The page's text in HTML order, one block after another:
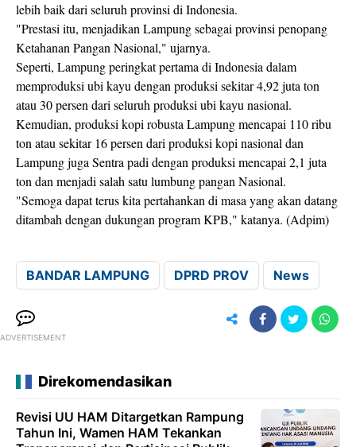
lebih baik dari seluruh provinsi di Indonesia.
"Prestasi itu, menjadikan Lampung sebagai provinsi penopang
Ketahanan Pangan Nasional," ujarnya.
Seperti, Lampung peringkat pertama di Indonesia dalam
memproduksi ubi kayu dengan produksi sekitar 4,92 juta ton
atau 30 persen dari seluruh produksi ubi kayu nasional.
Kemudian, produksi kopi robusta Lampung mencapai 110 ribu
ton atau sekitar 16 persen dari produksi kopi nasional dan
Lampung juga Sentra padi dengan produksi mencapai 2,1 juta
ton dan menjadi salah satu lumbung pangan Nasional.
"Semoga dapat terus kita pertahankan di masa yang akan datang
ditambah dengan dukungan program KPB," katanya. (Adpim)
BANDAR LAMPUNG DPRD PROV News
ADVERTISEMENT
Direkomendasikan
Revisi UU HAM Ditargetkan Rampung
Tahun Ini, Wamen HAM Tekankan